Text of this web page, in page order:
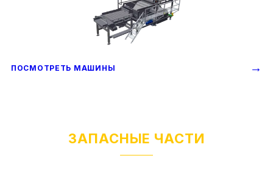
ПОСМОТРЕТЬ МАШИНЫ →
ЗАПАСНЫЕ ЧАСТИ